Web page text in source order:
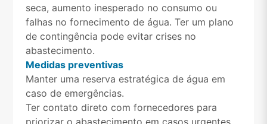
seca, aumento inesperado no consumo ou
falhas no fornecimento de água. Ter um plano
de contingência pode evitar crises no
abastecimento.
Medidas preventivas
Manter uma reserva estratégica de água em
caso de emergências.
Ter contato direto com fornecedores para
priorizar o abastecimento em casos urgentes.